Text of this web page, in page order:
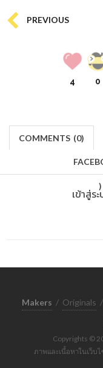
PREVIOUS
4 0
COMMENTS (0)
)
เข้าสู่ร
Makers / Originals /
Copyrights ©
ภาพและเนื้อหาในเว็